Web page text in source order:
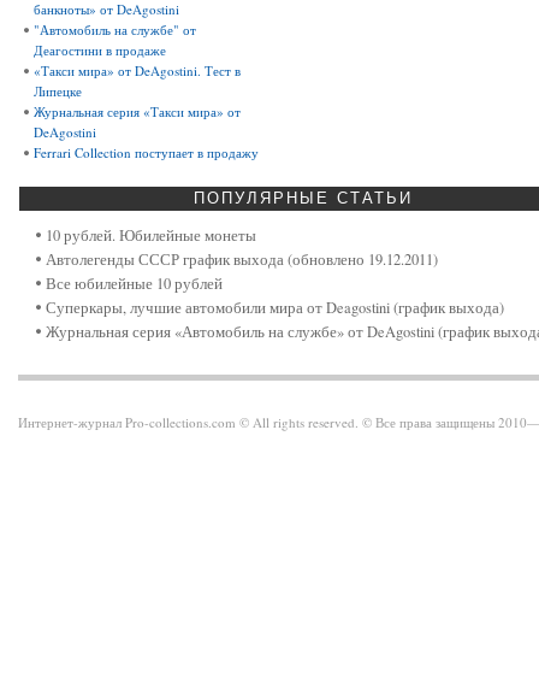
банкноты» от DeAgostini
"Автомобиль на службе" от
Деагостини в продаже
«Такси мира» от DeAgostini. Тест в
Липецке
Журнальная серия «Такси мира» от
DeAgostini
Ferrari Collection поступает в продажу
ПОПУЛЯРНЫЕ СТАТЬИ
10 рублей. Юбилейные монеты
Автолегенды СССР график выхода (обновлено 19.12.2011)
Все юбилейные 10 рублей
Суперкары, лучшие автомобили мира от Deagostini (график выхода)
Журнальная серия «Автомобиль на службе» от DeAgostini (график
Интернет-журнал Pro-collections.com © All rights reserved. © Все права защищены